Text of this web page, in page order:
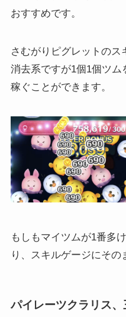
おすすめです。
さむがりピグレットのス
消去系ですが1個1個ツ
稼ぐことができます。
もしもマイツムが1番多
り、スキルゲージにその
パイレーツクラリス